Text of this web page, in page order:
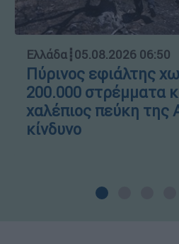
Ελλάδα┋05.08.2026 06:50
Πύρινος εφιάλτης
200.000 στρέμματα
χαλέπιος πεύκη της
κίνδυνο